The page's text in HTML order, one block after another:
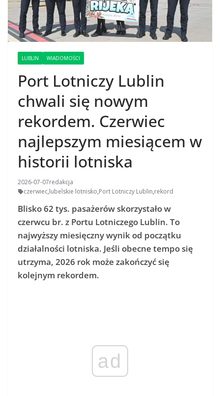
LUBLIN WIADOMOŚCI
Port Lotniczy Lublin
chwali się nowym
rekordem. Czerwiec
najlepszym miesiącem w
historii lotniska
2026-07-07redakcja
czerwiec,lubelskie lotnisko,Port Lotniczy Lublin,rekord
Blisko 62 tys. pasażerów skorzystało w
czerwcu br. z Portu Lotniczego Lublin. To
najwyższy miesięczny wynik od początku
działalności lotniska. Jeśli obecne tempo się
utrzyma, 2026 rok może zakończyć się
kolejnym rekordem.
ad